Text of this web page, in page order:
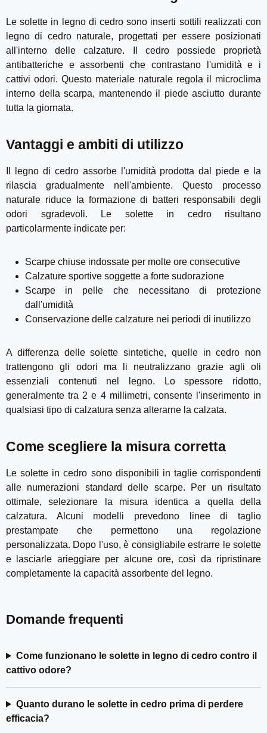
Le solette in legno di cedro sono inserti sottili realizzati con
legno di cedro naturale, progettati per essere posizionati
all'interno delle calzature. Il cedro possiede proprietà
antibatteriche e assorbenti che contrastano l'umidità e i
cattivi odori. Questo materiale naturale regola il microclima
interno della scarpa, mantenendo il piede asciutto durante
tutta la giornata.
Vantaggi e ambiti di utilizzo
Il legno di cedro assorbe l'umidità prodotta dal piede e la
rilascia gradualmente nell'ambiente. Questo processo
naturale riduce la formazione di batteri responsabili degli
odori sgradevoli. Le solette in cedro risultano
particolarmente indicate per:
Scarpe chiuse indossate per molte ore consecutive
Calzature sportive soggette a forte sudorazione
Scarpe in pelle che necessitano di protezione
dall'umidità
Conservazione delle calzature nei periodi di inutilizzo
A differenza delle solette sintetiche, quelle in cedro non
trattengono gli odori ma li neutralizzano grazie agli oli
essenziali contenuti nel legno. Lo spessore ridotto,
generalmente tra 2 e 4 millimetri, consente l'inserimento in
qualsiasi tipo di calzatura senza alterarne la calzata.
Come scegliere la misura corretta
Le solette in cedro sono disponibili in taglie corrispondenti
alle numerazioni standard delle scarpe. Per un risultato
ottimale, selezionare la misura identica a quella della
calzatura. Alcuni modelli prevedono linee di taglio
prestampate che permettono una regolazione
personalizzata. Dopo l'uso, è consigliabile estrarre le solette
e lasciarle arieggiare per alcune ore, così da ripristinare
completamente la capacità assorbente del legno.
Domande frequenti
Come funzionano le solette in legno di cedro contro il
cattivo odore?
Quanto durano le solette in cedro prima di perdere
efficacia?